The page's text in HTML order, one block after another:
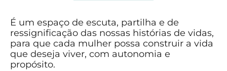
É um espaço de escuta, partilha e de
ressignificação das nossas histórias de vidas,
para que cada mulher possa construir a vida
que deseja viver, com autonomia e
propósito.